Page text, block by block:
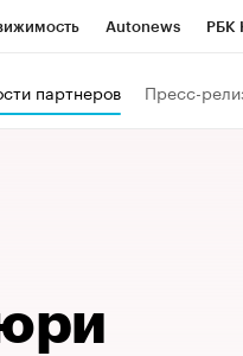
Autonews РБК
партнеров Пресс-